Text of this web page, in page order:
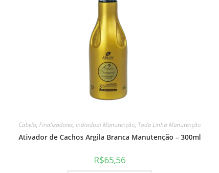
Cabelo, Finalizadores, Individual Manutenção, Toda Linha Manutenção
Ativador de Cachos Argila Branca Manutenção – 300ml
R$65,56